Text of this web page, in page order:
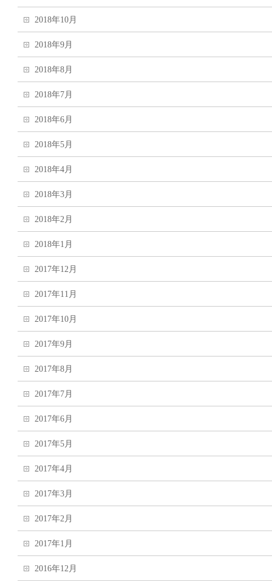
2018年10月
2018年9月
2018年8月
2018年7月
2018年6月
2018年5月
2018年4月
2018年3月
2018年2月
2018年1月
2017年12月
2017年11月
2017年10月
2017年9月
2017年8月
2017年7月
2017年6月
2017年5月
2017年4月
2017年3月
2017年2月
2017年1月
2016年12月